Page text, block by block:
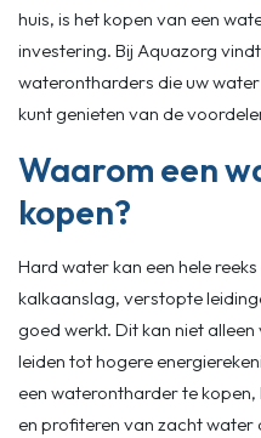
huis, is het kopen van een
investering. Bij Aquazorg
waterontharders die uw
kunt genieten van de
Waarom een
kopen?
Hard water kan een hele
kalkaanslag, verstopte
goed werkt. Dit kan niet
leiden tot hogere
een waterontharder te
en profiteren van zacht water